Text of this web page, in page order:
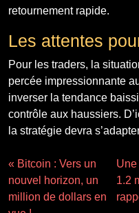
retournement rapide.
Les attentes
Pour les traders, la
percée impressionnante
inverser la tendance
contrôle aux haussiers.
la stratégie devra
« Bitcoin : Vers un
nouvel horizon, un
million de dollars en
1.2